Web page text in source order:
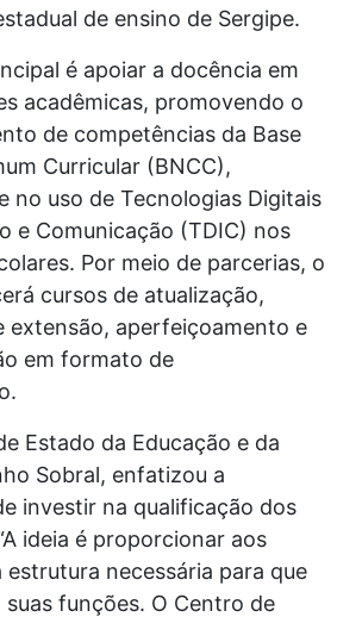
de ensino de Sergipe.
é apoiar a docência em
acadêmicas, promovendo o
de competências da Base
Curricular (BNCC),
no uso de Tecnologias Digitais
e Comunicação (TDIC) nos
Por meio de parcerias, o
cursos de atualização,
extensão, aperfeiçoamento e
em formato de
Estado da Educação e da
Sobral, enfatizou a
investir na qualificação dos
ideia é proporcionar aos
estrutura necessária para que
suas funções. O Centro de